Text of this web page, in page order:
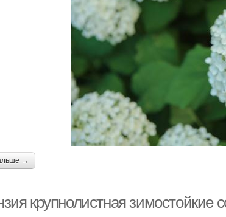
→
крупнолистная зимостойкие